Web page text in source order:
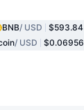
BNB/ USD $593.84
/ USD $0.06956